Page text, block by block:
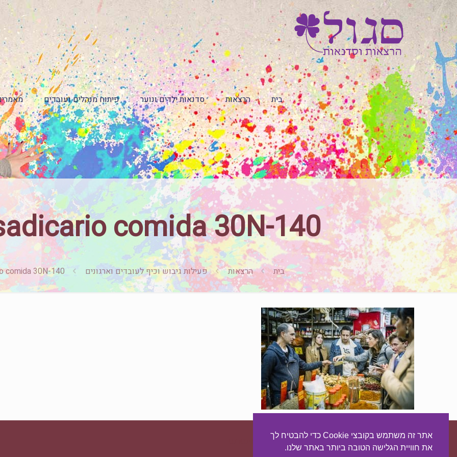
בית הרצאות סדנאות ילדים ונוער פיתוח מנהלים ועובדים
comida 30N-140
בית הרצאות פעילות גיבוש וכיף לעובדים וארגונים comida 30N-140
עיצוב ובניית האתר: מאסטר סייט - יצירת נוכחות באינטרנט
אתר זה משתמש בקובצי Cookie כדי להבטיח לך
את חוויית הגלישה הטובה ביותר באתר שלנו.